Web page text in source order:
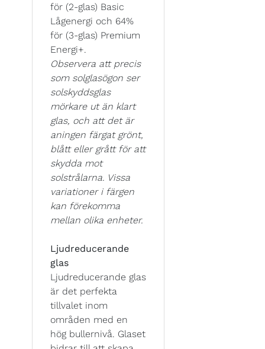
för (2-glas) Basic
Lågenergi och 64%
för (3-glas) Premium
Energi+.
Observera att precis
som solglasögon ser
solskyddsglas
mörkare ut än klart
glas, och att det är
aningen färgat grönt,
blått eller grått för att
skydda mot
solstrålarna. Vissa
variationer i färgen
kan förekomma
mellan olika enheter.
Ljudreducerande
glas
Ljudreducerande glas
är det perfekta
tillvalet inom
områden med en
hög bullernivå. Glaset